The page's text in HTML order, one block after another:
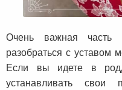
Очень важная
разобраться с уставом
Если вы идете в
устанавливать